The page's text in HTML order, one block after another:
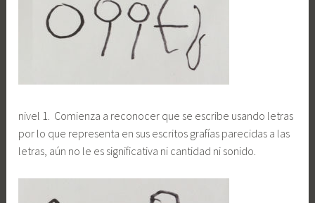
nivel 1. Comienza a reconocer que se escribe usando letras
por lo que representa en sus escritos grafías parecidas a las
letras, aún no le es significativa ni cantidad ni sonido.